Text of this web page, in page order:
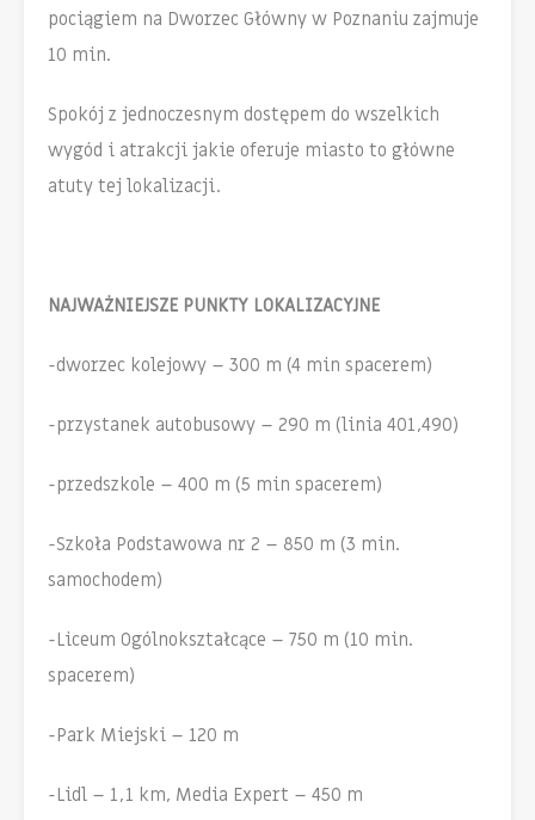
pociągiem na Dworzec Główny w Poznaniu zajmuje
10 min.
Spokój z jednoczesnym dostępem do wszelkich
wygód i atrakcji jakie oferuje miasto to główne
atuty tej lokalizacji.
NAJWAŻNIEJSZE PUNKTY LOKALIZACYJNE
-dworzec kolejowy – 300 m (4 min spacerem)
-przystanek autobusowy – 290 m (linia 401,490)
-przedszkole – 400 m (5 min spacerem)
-Szkoła Podstawowa nr 2 – 850 m (3 min.
samochodem)
-Liceum Ogólnokształcące – 750 m (10 min.
spacerem)
-Park Miejski – 120 m
-Lidl – 1,1 km, Media Expert – 450 m